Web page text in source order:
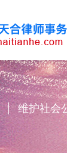
维护社会